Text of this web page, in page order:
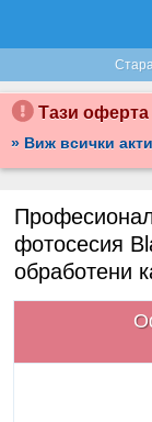
Тази оферта
» Виж всички
фотосесия
обработени